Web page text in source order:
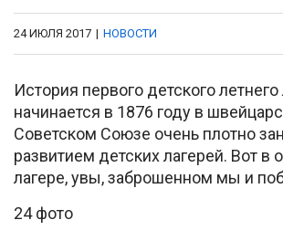
24 ИЮЛЯ 2017 | НОВОСТИ
История первого детского летнего
начинается в 1876 году в
Советском Союзе очень плотно
развитием детских лагерей. Вот в
лагере, увы, заброшенном мы и
24 фото